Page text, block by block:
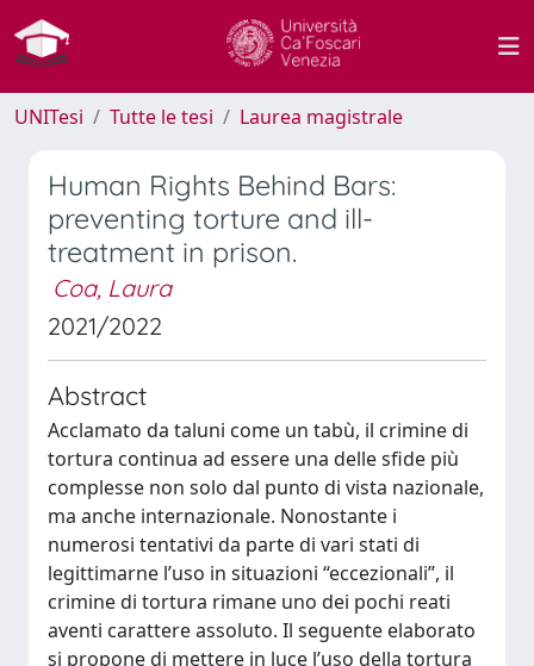
UNITesi Tutte le tesi Laurea magistrale
Human Rights Behind Bars:
preventing torture and ill-
treatment in prison.
Coa, Laura
2021/2022
Abstract
Acclamato da taluni come un tabù, il crimine di
tortura continua ad essere una delle sfide più
complesse non solo dal punto di vista nazionale,
ma anche internazionale. Nonostante i
numerosi tentativi da parte di vari stati di
legittimarne l’uso in situazioni “eccezionali”, il
crimine di tortura rimane uno dei pochi reati
aventi carattere assoluto. Il seguente elaborato
si propone di mettere in luce l’uso della tortura